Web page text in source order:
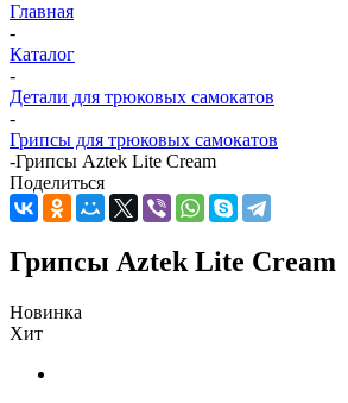
Главная
-
Каталог
-
Детали для трюковых самокатов
-
Грипсы для трюковых самокатов
-Грипсы Aztek Lite Cream
Поделиться
Грипсы Aztek Lite Cream
Новинка
Хит